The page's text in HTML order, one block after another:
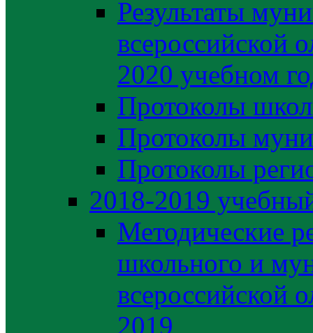
Результаты
всероссийской
2020 учебном
Протоколы
Протоколы
Протоколы
2018-2019
Методические
школьного и
всероссийской
2019